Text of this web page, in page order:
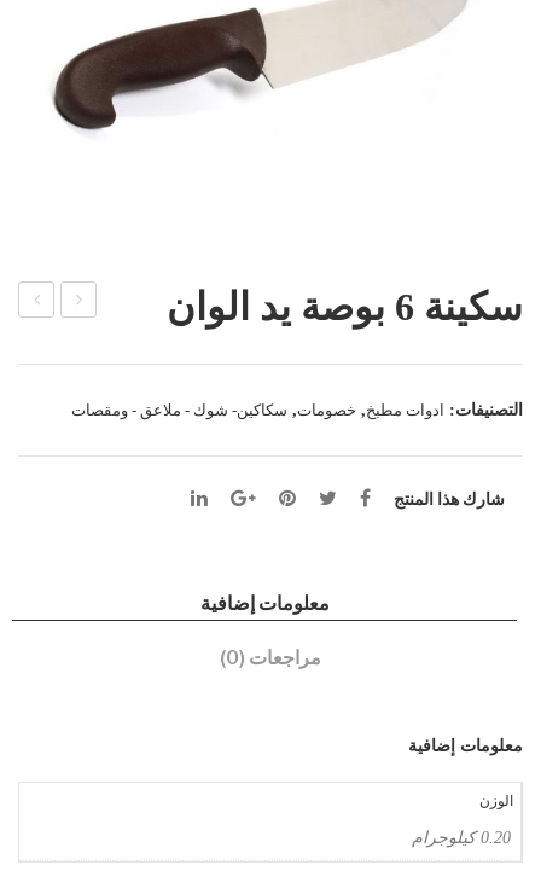
بالغ
نمر
سكينة 6 بوصة يد الوان
التصنيفات: ادوات مطبخ, خصومات, سكاكین- شوك - ملاعق - ومقصات
شارك هذا المنتج
معلومات إضافية
مراجعات (0)
معلومات إضافية
الوزن
0.20 كيلوجرام